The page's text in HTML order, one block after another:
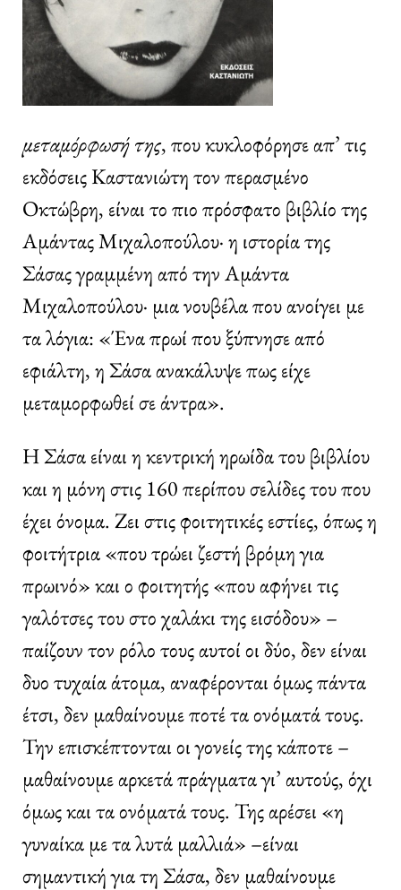
μεταμόρφωσή της, που κυκλοφόρησε απ’ τις
εκδόσεις Καστανιώτη τον περασμένο
Οκτώβρη, είναι το πιο πρόσφατο βιβλίο της
Αμάντας Μιχαλοπούλου· η ιστορία της
Σάσας γραμμένη από την Αμάντα
Μιχαλοπούλου· μια νουβέλα που ανοίγει με
τα λόγια: «Ένα πρωί που ξύπνησε από
εφιάλτη, η Σάσα ανακάλυψε πως είχε
μεταμορφωθεί σε άντρα».
Η Σάσα είναι η κεντρική ηρωίδα του βιβλίου
και η μόνη στις 160 περίπου σελίδες του που
έχει όνομα. Ζει στις φοιτητικές εστίες, όπως η
φοιτήτρια «που τρώει ζεστή βρόμη για
πρωινό» και ο φοιτητής «που αφήνει τις
γαλότσες του στο χαλάκι της εισόδου» –
παίζουν τον ρόλο τους αυτοί οι δύο, δεν είναι
δυο τυχαία άτομα, αναφέρονται όμως πάντα
έτσι, δεν μαθαίνουμε ποτέ τα ονόματά τους.
Την επισκέπτονται οι γονείς της κάποτε –
μαθαίνουμε αρκετά πράγματα γι’ αυτούς, όχι
όμως και τα ονόματά τους. Της αρέσει «η
γυναίκα με τα λυτά μαλλιά» –είναι
σημαντική για τη Σάσα, δεν μαθαίνουμε